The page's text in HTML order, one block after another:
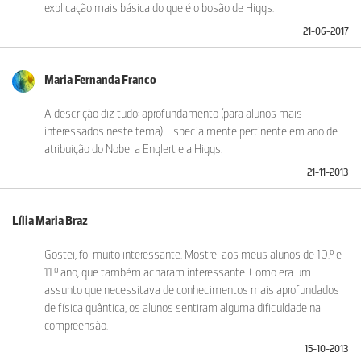
explicação mais básica do que é o bosão de Higgs.
21-06-2017
Maria Fernanda Franco
A descrição diz tudo: aprofundamento (para alunos mais
interessados neste tema). Especialmente pertinente em ano de
atribuição do Nobel a Englert e a Higgs.
21-11-2013
Lília Maria Braz
Gostei, foi muito interessante. Mostrei aos meus alunos de 10.º e
11.º ano, que também acharam interessante. Como era um
assunto que necessitava de conhecimentos mais aprofundados
de física quântica, os alunos sentiram alguma dificuldade na
compreensão.
15-10-2013